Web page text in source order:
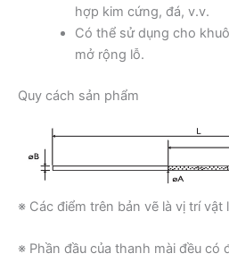
hợp kim cứng, đá, v.v.
Có thể sử dụng cho
mở rộng lỗ.
Quy cách sản phẩm
※ Các điểm trên bản vẽ là vị trí vật
※ Phần đầu của thanh mài đều có